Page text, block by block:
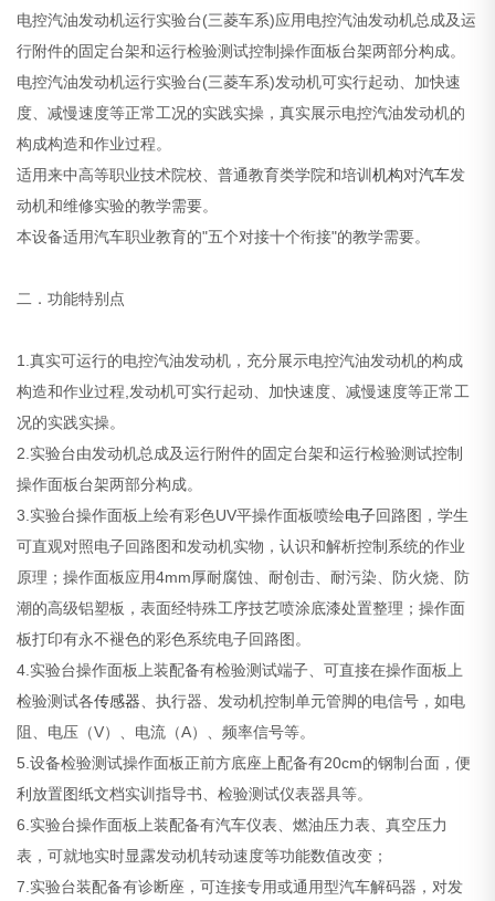
电控汽油发动机运行实验台(三菱车系)应用电控汽油发动机总成及运
行附件的固定台架和运行检验测试控制操作面板台架两部分构成。
电控汽油发动机运行实验台(三菱车系)发动机可实行起动、加快速
度、减慢速度等正常工况的实践实操，真实展示电控汽油发动机的
构成构造和作业过程。
适用来中高等职业技术院校、普通教育类学院和培训机构对汽车发
动机和维修实验的教学需要。
本设备适用汽车职业教育的"五个对接十个衔接"的教学需要。
二．功能特别点
1.真实可运行的电控汽油发动机，充分展示电控汽油发动机的构成
构造和作业过程,发动机可实行起动、加快速度、减慢速度等正常工
况的实践实操。
2.实验台由发动机总成及运行附件的固定台架和运行检验测试控制
操作面板台架两部分构成。
3.实验台操作面板上绘有彩色UV平操作面板喷绘电子回路图，学生
可直观对照电子回路图和发动机实物，认识和解析控制系统的作业
原理；操作面板应用4mm厚耐腐蚀、耐创击、耐污染、防火烧、防
潮的高级铝塑板，表面经特殊工序技艺喷涂底漆处置整理；操作面
板打印有永不褪色的彩色系统电子回路图。
4.实验台操作面板上装配备有检验测试端子、可直接在操作面板上
检验测试各传感器、执行器、发动机控制单元管脚的电信号，如电
阻、电压（V）、电流（A）、频率信号等。
5.设备检验测试操作面板正前方底座上配备有20cm的钢制台面，便
利放置图纸文档实训指导书、检验测试仪表器具等。
6.实验台操作面板上装配备有汽车仪表、燃油压力表、真空压力
表，可就地实时显露发动机转动速度等功能数值改变；
7.实验台装配备有诊断座，可连接专用或通用型汽车解码器，对发